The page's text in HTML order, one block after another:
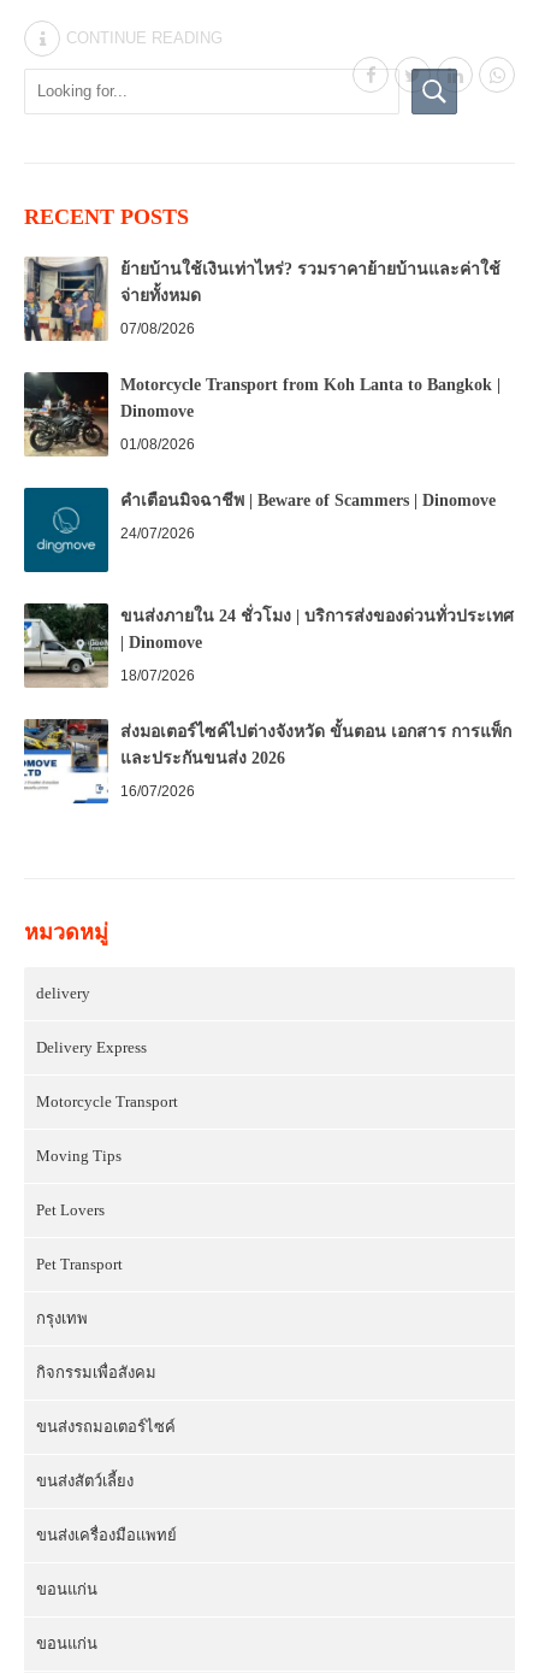
CONTINUE READING
RECENT POSTS
ย้ายบ้านใช้เงินเท่าไหร่? รวมราคาย้ายบ้านและค่าใช้
จ่ายทั้งหมด
07/08/2026
Motorcycle Transport from Koh Lanta to Bangkok |
Dinomove
01/08/2026
คำเตือนมิจฉาชีพ | Beware of Scammers | Dinomove
24/07/2026
ขนส่งภายใน 24 ชั่วโมง | บริการส่งของด่วนทั่วประเทศ
| Dinomove
18/07/2026
ส่งมอเตอร์ไซค์ไปต่างจังหวัด ขั้นตอน เอกสาร การแพ็ก
และประกันขนส่ง 2026
16/07/2026
หมวดหมู่
delivery
Delivery Express
Motorcycle Transport
Moving Tips
Pet Lovers
Pet Transport
กรุงเทพ
กิจกรรมเพื่อสังคม
ขนส่งรถมอเตอร์ไซค์
ขนส่งสัตว์เลี้ยง
ขนส่งเครื่องมือแพทย์
ขอนแก่น
ขอนแก่น